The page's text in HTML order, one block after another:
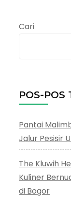
Cari
POS-POS
Pantai
Jalur Pesisir
The Kluwih
Kuliner
di Bogor